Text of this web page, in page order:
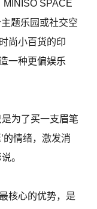
SPACE
题乐园或社交空
尚小百货的印
一种更偏娱乐
为了买一支眉笔
的情绪，激发消
。
核心的优势，是